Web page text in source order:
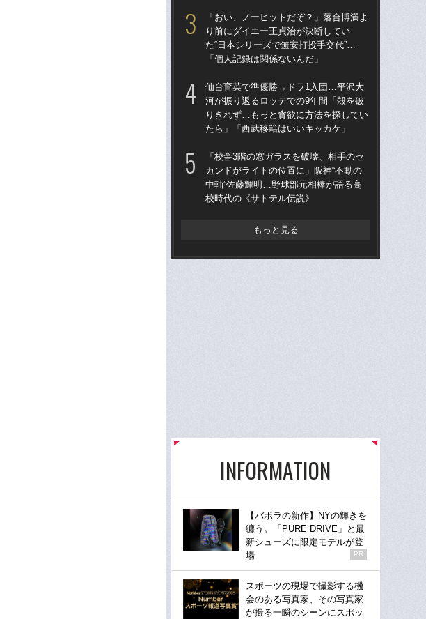
「おい、ノーヒットだぞ？」落合博満よ
り前にダイエー王貞治が決断してい
た“日本シリーズで無安打投手交代”…
「個人記録は関係ないんだ」
仙台育英で準優勝→ドラ1入団…平沢大
河が振り返るロッテでの9年間「殻を破
りきれず…もっと貪欲に方法を探してい
たら」「西武移籍はいいキッカケ」
「校舎3階の窓ガラスを破壊、相手のセ
カンドがライトの位置に」阪神“不動の
中軸”佐藤輝明…野球部元相棒が語る高
校時代の《サトテル伝説》
もっと見る
INFORMATION
【バボラの新作】NYの輝きを
纏う。「PURE DRIVE」と最
新シューズに限定モデルが登
場
PR
スポーツの現場で撮影する機
会のある写真家、その写真家
が撮る一瞬のシーンにスポッ